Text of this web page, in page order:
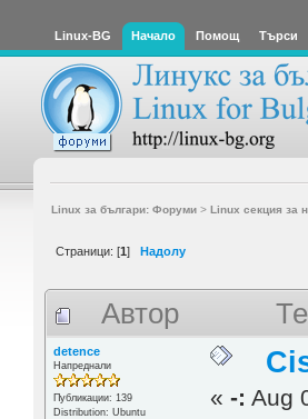
Linux-BG Начало Помощ Търси
Linux за българи: Форуми> Linux секция за
Страници: [1] Надолу
Автор
detence
Напреднали
Публикации: 139
Distribution: Ubuntu
«-: Aug